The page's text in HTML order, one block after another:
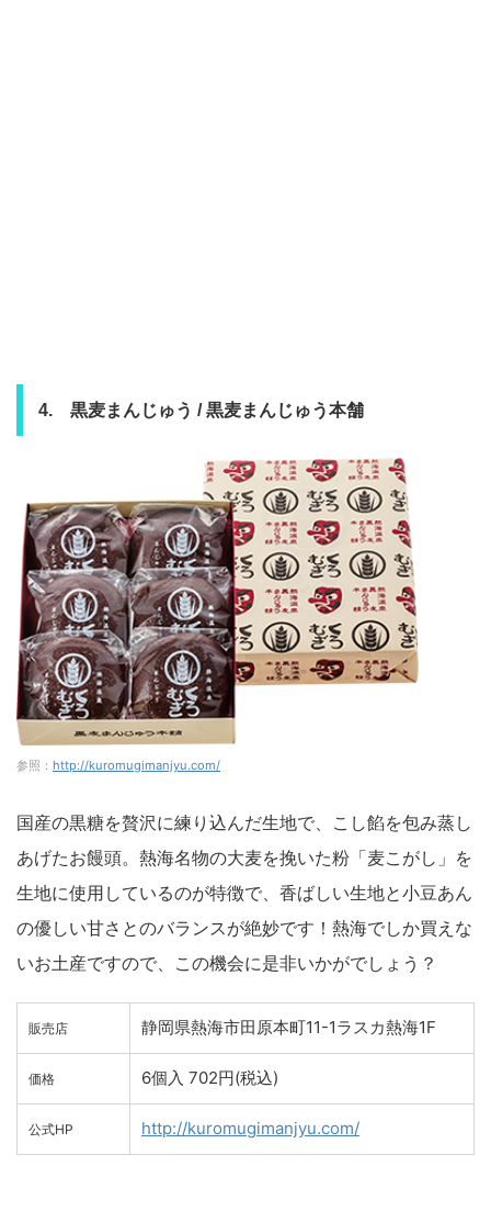
4. 黒麦まんじゅう / 黒麦まんじゅう本舗
参照： http://kuromugimanjyu.com/
国産の黒糖を贅沢に練り込んだ生地で、こし餡を包み蒸し
あげたお饅頭。熱海名物の大麦を挽いた粉「麦こがし」を
生地に使用しているのが特徴で、香ばしい生地と小豆あん
の優しい甘さとのバランスが絶妙です！熱海でしか買えな
いお土産ですので、この機会に是非いかがでしょう？
販売店 静岡県熱海市田原本町11-1ラスカ熱海1F
価格 6個入 702円(税込)
公式HP http://kuromugimanjyu.com/